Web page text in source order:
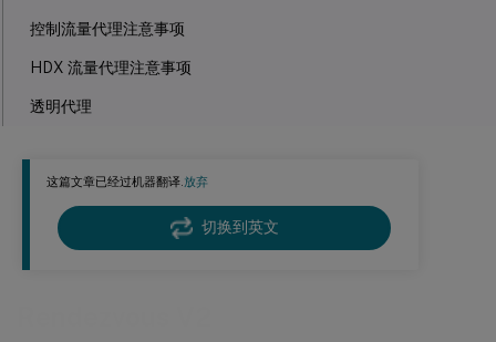
这篇文章已经过机器翻译.放弃
切换到英文
控制流量代理注意事项
HDX 流量代理注意事项
透明代理
Rendezvous 验证
Rendezvous 流量流